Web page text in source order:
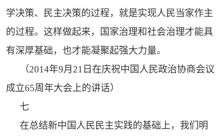
学决策、民主决策的过程，就是实现人民当家作主
的过程。这样做起来，国家治理和社会治理才能具
有深厚基础，也才能凝聚起强大力量。
（2014年9月21日在庆祝中国人民政治协商会议
成立65周年大会上的讲话）
七
在总结新中国人民民主实践的基础上，我们明